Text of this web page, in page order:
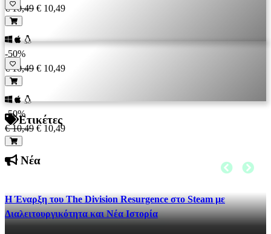
€ 10,49 € 10,49
-50%
€ 10,49 € 10,49
-50%
€ 10,49 € 10,49
Ετικέτες
Νέα
Η Έναρξη του The Division Resurgence στο Steam με
Διαλειτουργικότητα και Νέα Ιστορία